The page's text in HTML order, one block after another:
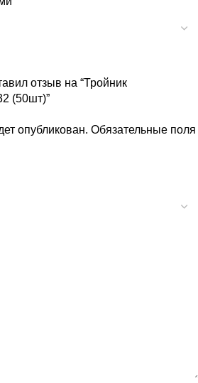
отзыв на “Тройник
(50шт)”
опубликован. Обязательные поля